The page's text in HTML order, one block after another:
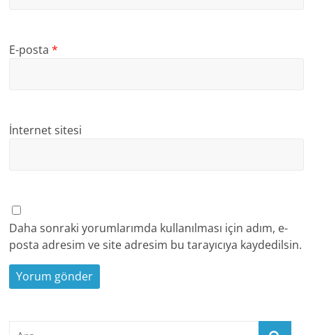
E-posta*
İnternet sitesi
Daha sonraki yorumlarımda kullanılması için adım, e-
posta adresim ve site adresim bu tarayıcıya kaydedilsin.